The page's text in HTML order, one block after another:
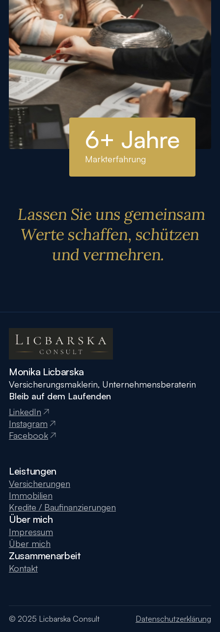
6+ Jahre
Markterfahrung
Lassen Sie uns gemeinsam
Werte schaffen, schützen
und vermehren.
Monika Licbarska
Versicherungsmaklerin, Unternehmensberaterin
Bleib auf dem Laufenden
LinkedIn
Instagram
Facebook
Leistungen
Versicherungen
Immobilien
Kredite / Baufinanzierungen
Über mich
Impressum
Über mich
Zusammenarbeit
Kontakt
© 2025 Licbarska Consult Datenschutzerklärung